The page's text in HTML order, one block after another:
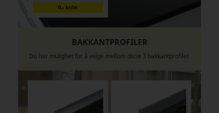
0,- kr/m
BAKKANTPROFILER
Du har mulighet for å velge mellom disse 3 bakkantprofiler.